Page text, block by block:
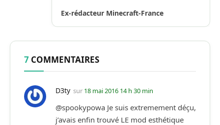
Ex-rédacteur Minecraft-France
7 COMMENTAIRES
D3ty sur 18 mai 2016 14 h 30 min
@spookypowa Je suis extremement déçu,
j’avais enfin trouvé LE mod esthétique